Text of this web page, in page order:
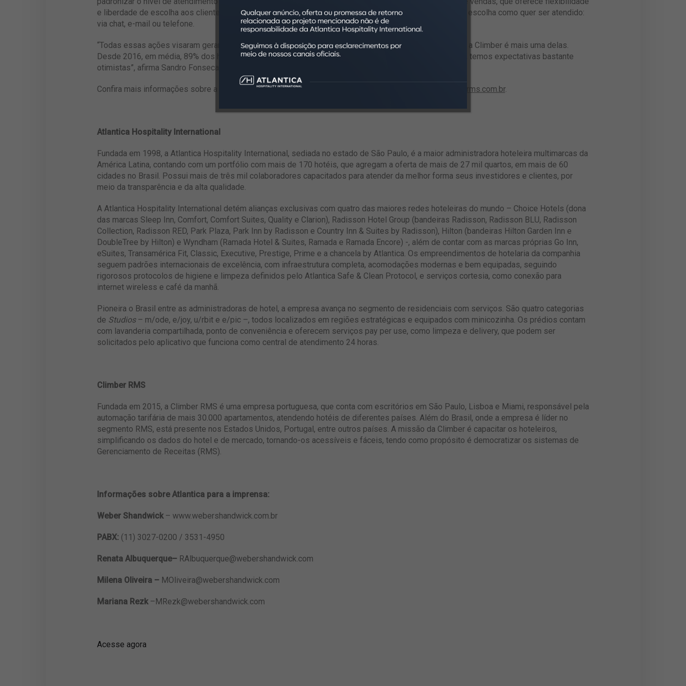
e liberdade de escolha aos clientes, por meio da implantação de umchatbotrobusto para que o usuário escolha como quer ser atendido:
via chat, e-mail ou telefone.
“Todas essas ações visaram gerar resultados ainda mais positivos aos nossos hotéis e a parceria com a Climber é mais uma delas.
Desde 2016, em média, 89% dos hotéis atendidos por eles tiveram suas receitas incrementadas. Então, temos expectativas bastante
otimistas”, afirma Sandro Fonseca, Diretor de Revenue, Distribuição e Central de Reservas da Atlantica.
Confira mais informações sobre a Atlantica emwww.ahi.com.br www.climberrms.com.br.
Atlantica Hospitality International
Fundada em 1998, a Atlantica Hospitality International, sediada no estado de São Paulo, é a maior administradora hoteleira multimarcas da
América Latina, contando com um portfólio com mais de 170 hotéis, que agregam a oferta de mais de 27 mil quartos, em mais de 60
cidades no Brasil. Possui mais de três mil colaboradores capacitados para atender da melhor forma seus investidores e clientes, por
meio da transparência e da alta qualidade.
A Atlantica Hospitality International detém alianças exclusivas com quatro das maiores redes hoteleiras do mundo – Choice Hotels (dona
das marcas Sleep Inn, Comfort, Comfort Suites, Quality e Clarion), Radisson Hotel Group (bandeiras Radisson, Radisson BLU, Radisson
Collection, Radisson RED, Park Plaza, Park Inn by Radisson e Country Inn & Suites by Radisson), Hilton (bandeiras Hilton Garden Inn e
DoubleTree by Hilton) e Wyndham (Ramada Hotel & Suites, Ramada e Ramada Encore) -, além de contar com as marcas próprias Go Inn,
eSuites, Transamérica Fit, Classic, Executive, Prestige, Prime e a chancela by Atlantica. Os empreendimentos de hotelaria da companhia
seguem padrões internacionais de excelência, com infraestrutura completa, acomodações modernas e bem equipadas, seguindo
rigorosos protocolos de higiene e limpeza definidos pelo Atlantica Safe & Clean Protocol, e serviços cortesia, como conexão para
internet wireless e café da manhã.
Pioneira o Brasil entre as administradoras de hotel, a empresa avança no segmento de residenciais com serviços. São quatro categorias
de Studios– m/ode, e/joy, u/rbit e e/pic –, todos localizados em regiões estratégicas e equipados com minicozinha. Os prédios contam
com lavanderia compartilhada, ponto de conveniência e oferecem serviços pay per use, como limpeza e delivery, que podem ser
solicitados pelo aplicativo que funciona como central de atendimento 24 horas.
Climber RMS
Fundada em 2015, a Climber RMS é uma empresa portuguesa, que conta com escritórios em São Paulo, Lisboa e Miami, responsável pela
automação tarifária de mais 30.000 apartamentos, atendendo hotéis de diferentes países. Além do Brasil, onde a empresa é líder no
segmento RMS, está presente nos Estados Unidos, Portugal, entre outros países. A missão da Climber é capacitar os hoteleiros,
simplificando os dados do hotel e de mercado, tornando-os acessíveis e fáceis, tendo como propósito é democratizar os sistemas de
Gerenciamento de Receitas (RMS).
Informações sobre Atlantica para a imprensa:
Weber Shandwick – www.webershandwick.com.br
PABX: (11) 3027-0200 / 3531-4950
Renata Albuquerque– RAlbuquerque@webershandwick.com
Milena Oliveira – MOliveira@webershandwick.com
Mariana Rezk–MRezk@webershandwick.com
Acesse agora